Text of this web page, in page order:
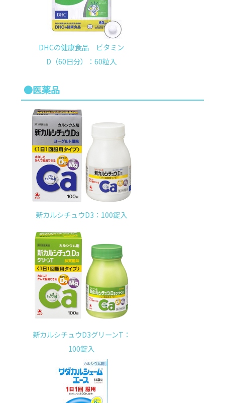
DHCの健康食品 ビタミン
D（60日分）：60粒入
●医薬品
新カルシチュウD3：100錠入
新カルシチュウD3グリーンT：
100錠入